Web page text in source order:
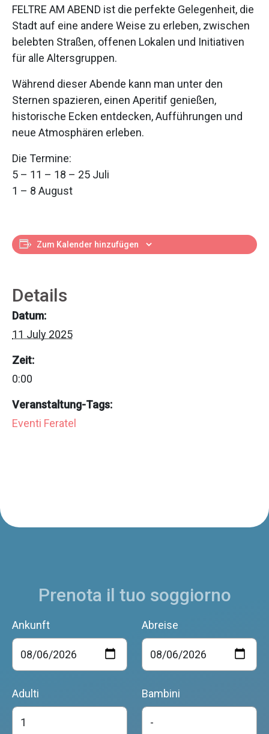
FELTRE AM ABEND ist die perfekte Gelegenheit, die
Stadt auf eine andere Weise zu erleben, zwischen
belebten Straßen, offenen Lokalen und Initiativen
für alle Altersgruppen.
Während dieser Abende kann man unter den
Sternen spazieren, einen Aperitif genießen,
historische Ecken entdecken, Aufführungen und
neue Atmosphären erleben.
Die Termine:
5 – 11 – 18 – 25 Juli
1 – 8 August
Zum Kalender hinzufügen
Details
Datum:
11 July 2025
Zeit:
0:00
Veranstaltung-Tags:
Eventi Feratel
Prenota il tuo soggiorno
Ankunft Abreise
Adulti Bambini